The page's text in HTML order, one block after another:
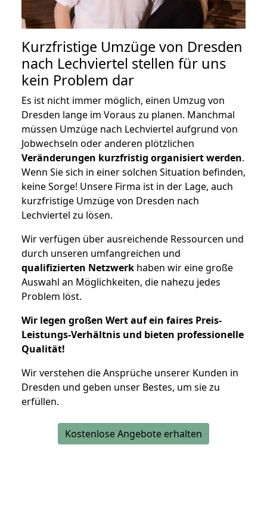
Kurzfristige Umzüge von Dresden
nach Lechviertel stellen für uns
kein Problem dar
Es ist nicht immer möglich, einen Umzug von
Dresden lange im Voraus zu planen. Manchmal
müssen Umzüge nach Lechviertel aufgrund von
Jobwechseln oder anderen plötzlichen
Veränderungen kurzfristig organisiert werden.
Wenn Sie sich in einer solchen Situation befinden,
keine Sorge! Unsere Firma ist in der Lage, auch
kurzfristige Umzüge von Dresden nach
Lechviertel zu lösen.
Wir verfügen über ausreichende Ressourcen und
durch unseren umfangreichen und
qualifizierten Netzwerk haben wir eine große
Auswahl an Möglichkeiten, die nahezu jedes
Problem löst.
Wir legen großen Wert auf ein faires Preis-
Leistungs-Verhältnis und bieten professionelle
Qualität!
Wir verstehen die Ansprüche unserer Kunden in
Dresden und geben unser Bestes, um sie zu
erfüllen.
Kostenlose Angebote erhalten